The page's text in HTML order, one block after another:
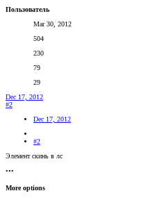
Пользователь
Mar 30, 2012
504
230
79
29
Dec 17, 2012
#2
Dec 17, 2012
#2
Элемент скинь в лс
•••
More options